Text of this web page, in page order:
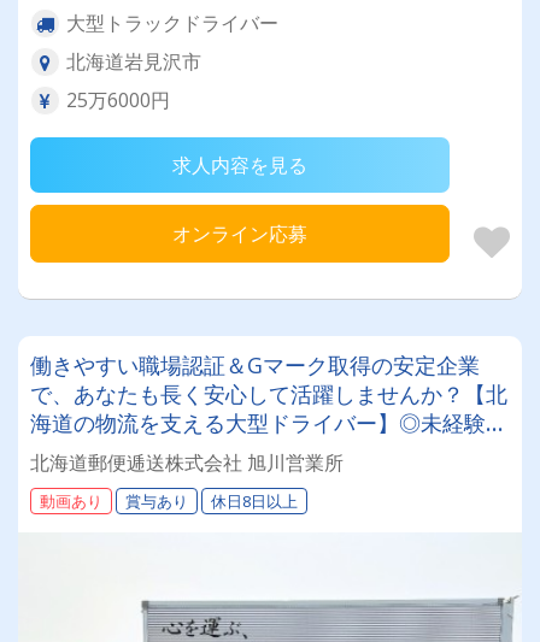
大型トラックドライバー
北海道岩見沢市
25万6000円
求人内容を見る
オンライン応募
働きやすい職場認証＆Gマーク取得の安定企業
で、あなたも長く安心して活躍しませんか？【北
海道の物流を支える大型ドライバー】◎未経験歓
迎◎残業月平均8～9時間◎賞与年3回（昨年度実
績：計4.05ヶ月分）◎カゴ台車メイン
北海道郵便逓送株式会社 旭川営業所
動画あり 賞与あり 休日8日以上